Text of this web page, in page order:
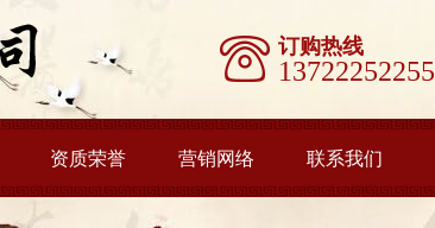
订购热线
13722252255
资质荣誉 营销网络 联系我们